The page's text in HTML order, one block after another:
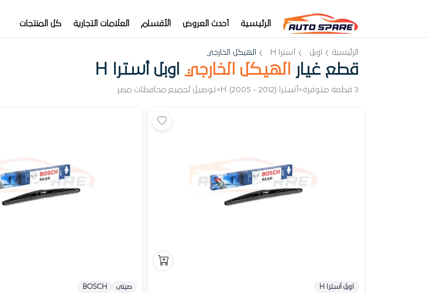
الرئيسية أحدث العروض الأقسام العلامات التجارية كل المنتجات
الرئيسية اوبل أسترا H الهيكل الخارجي
قطع غيار الهيكل الخارجي اوبل أسترا H
3 قطعة متوفرة •أسترا H (2005 - 2012) •توصيل لجميع محافظات مصر
اوبل أسترا H صينى BOSCH